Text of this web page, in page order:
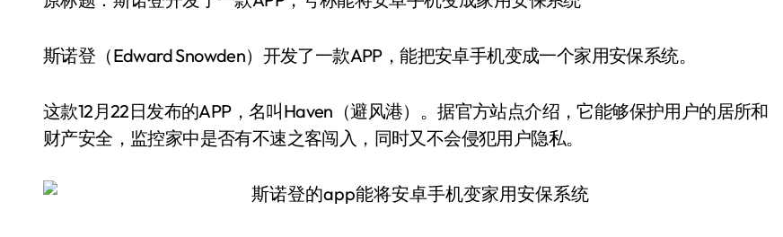
斯诺登（Edward Snowden）开发了一款APP，能把安卓手机变成一个家用安保系统。
这款12月22日发布的APP，名叫Haven（避风港）。据官方站点介绍，它能够保护用户的居所和
财产安全，监控家中是否有不速之客闯入，同时又不会侵犯用户隐私。